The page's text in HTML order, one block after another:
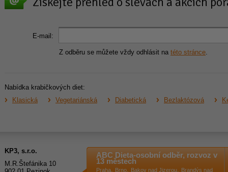
E-mail:
Z odběru se můžete vždy odhlásit na této stránce
Nabídka krabičkových diet:
Klasická
Vegetariánská Diabetická Bezlaktózová
KP3, s.r.o.
M.R.Štefánika 10
ABC Dieta-osobní odběr, rozvoz v
13 městech
Praha Brno Bakov nad Jizerou Brandýs nad